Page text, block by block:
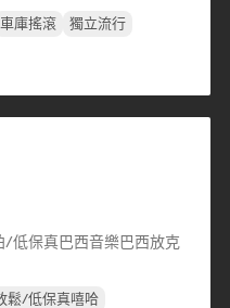
車庫搖滾
獨立流行
/低保真巴西音樂巴西放克
鬆/低保真嘻哈